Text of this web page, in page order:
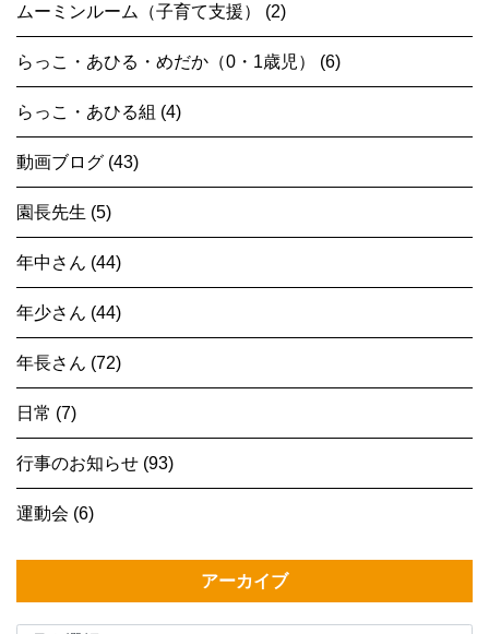
ムーミンルーム（子育て支援） (2)
らっこ・あひる・めだか（0・1歳児） (6)
らっこ・あひる組 (4)
動画ブログ (43)
園長先生 (5)
年中さん (44)
年少さん (44)
年長さん (72)
日常 (7)
行事のお知らせ (93)
運動会 (6)
アーカイブ